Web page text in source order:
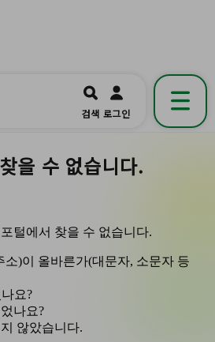
地域情報ポータルアプリ
開く
검색 로그인
을 수 없습니다.